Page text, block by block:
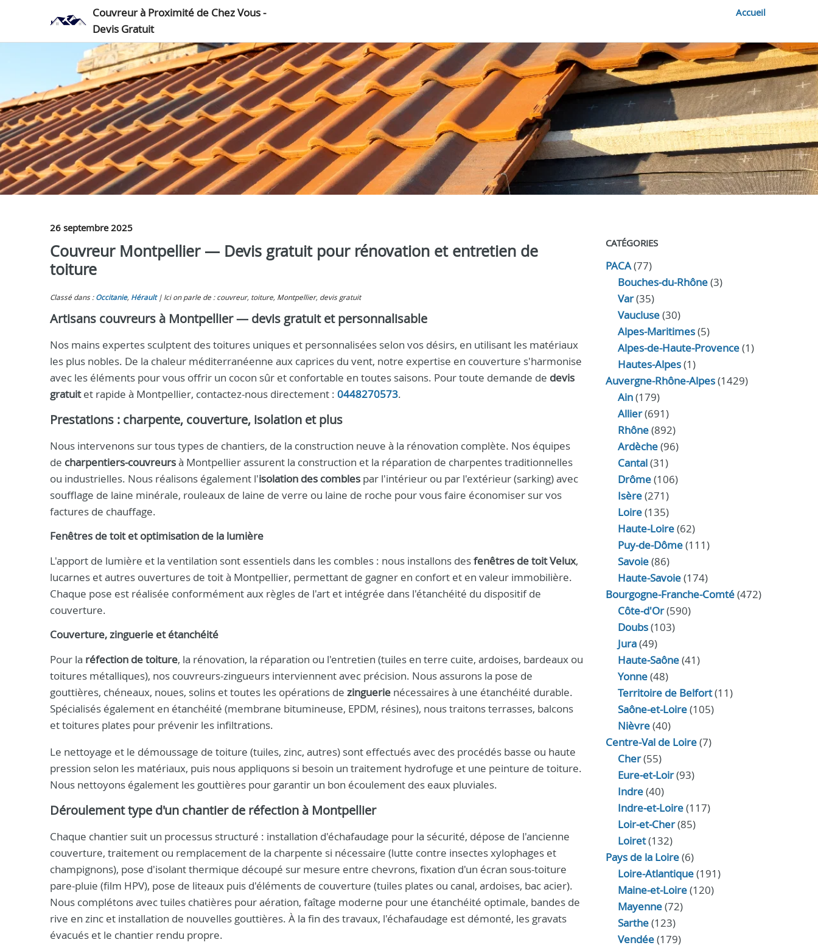
Couvreur à Proximité de Chez Vous -
Devis Gratuit
Accueil
26 septembre 2025
Couvreur Montpellier — Devis gratuit pour rénovation et entretien de
toiture
Classé dans : Occitanie, Hérault Ici on parle de : couvreur, toiture, Montpellier, devis gratuit
Artisans couvreurs à Montpellier — devis gratuit et personnalisable
Nos mains expertes sculptent des toitures uniques et personnalisées selon vos désirs, en utilisant les matériaux
les plus nobles. De la chaleur méditerranéenne aux caprices du vent, notre expertise en couverture s'harmonise
avec les éléments pour vous offrir un cocon sûr et confortable en toutes saisons. Pour toute demande de devis
gratuitet rapide à Montpellier, contactez-nous directement : 0448270573.
Prestations : charpente, couverture, isolation et plus
Nous intervenons sur tous types de chantiers, de la construction neuve à la rénovation complète. Nos équipes
de charpentiers-couvreursà Montpellier assurent la construction et la réparation de charpentes traditionnelles
ou industrielles. Nous réalisons également l'isolation des combles par l'intérieur ou par l'extérieur (sarking) avec
soufflage de laine minérale, rouleaux de laine de verre ou laine de roche pour vous faire économiser sur vos
factures de chauffage.
Fenêtres de toit et optimisation de la lumière
L'apport de lumière et la ventilation sont essentiels dans les combles : nous installons desfenêtres de toit Velux,
lucarnes et autres ouvertures de toit à Montpellier, permettant de gagner en confort et en valeur immobilière.
Chaque pose est réalisée conformément aux règles de l'art et intégrée dans l'étanchéité du dispositif de
couverture.
Couverture, zinguerie et étanchéité
Pour la réfection de toiture, la rénovation, la réparation ou l'entretien (tuiles en terre cuite, ardoises, bardeaux ou
toitures métalliques), nos couvreurs-zingueurs interviennent avec précision. Nous assurons la pose de
gouttières, chéneaux, noues, solins et toutes les opérations de zinguerie nécessaires à une étanchéité durable.
Spécialisés également en étanchéité (membrane bitumineuse, EPDM, résines), nous traitons terrasses, balcons
et toitures plates pour prévenir les infiltrations.
Le nettoyage et le démoussage de toiture (tuiles, zinc, autres) sont effectués avec des procédés basse ou haute
pression selon les matériaux, puis nous appliquons si besoin un traitement hydrofuge et une peinture de toiture.
Nous nettoyons également les gouttières pour garantir un bon écoulement des eaux pluviales.
Déroulement type d'un chantier de réfection à Montpellier
Chaque chantier suit un processus structuré : installation d'échafaudage pour la sécurité, dépose de l'ancienne
couverture, traitement ou remplacement de la charpente si nécessaire (lutte contre insectes xylophages et
champignons), pose d'isolant thermique découpé sur mesure entre chevrons, fixation d'un écran sous-toiture
pare-pluie (film HPV), pose de liteaux puis d'éléments de couverture (tuiles plates ou canal, ardoises, bac acier).
Nous complétons avec tuiles chatières pour aération, faîtage moderne pour une étanchéité optimale, bandes de
rive en zinc et installation de nouvelles gouttières. À la fin des travaux, l'échafaudage est démonté, les gravats
évacués et le chantier rendu propre.
CATÉGORIES
PACA(77)
Bouches-du-Rhône(3)
Var(35)
Vaucluse(30)
Alpes-Maritimes(5)
Alpes-de-Haute-Provence(1)
Hautes-Alpes(1)
Auvergne-Rhône-Alpes(1429)
Ain(179)
Allier(691)
Rhône(892)
Ardèche(96)
Cantal(31)
Drôme(106)
Isère(271)
Loire(135)
Haute-Loire(62)
Puy-de-Dôme(111)
Savoie(86)
Haute-Savoie(174)
Bourgogne-Franche-Comté(472)
Côte-d'Or(590)
Doubs(103)
Jura(49)
Haute‑Saône(41)
Yonne(48)
Territoire de Belfort(11)
Saône-et-Loire(105)
Nièvre(40)
Centre-Val de Loire(7)
Cher(55)
Eure‑et‑Loir(93)
Indre(40)
Indre‑et‑Loire(117)
Loir‑et‑Cher(85)
Loiret(132)
Pays de la Loire(6)
Loire-Atlantique(191)
Maine-et-Loire(120)
Mayenne(72)
Sarthe(123)
Vendée(179)